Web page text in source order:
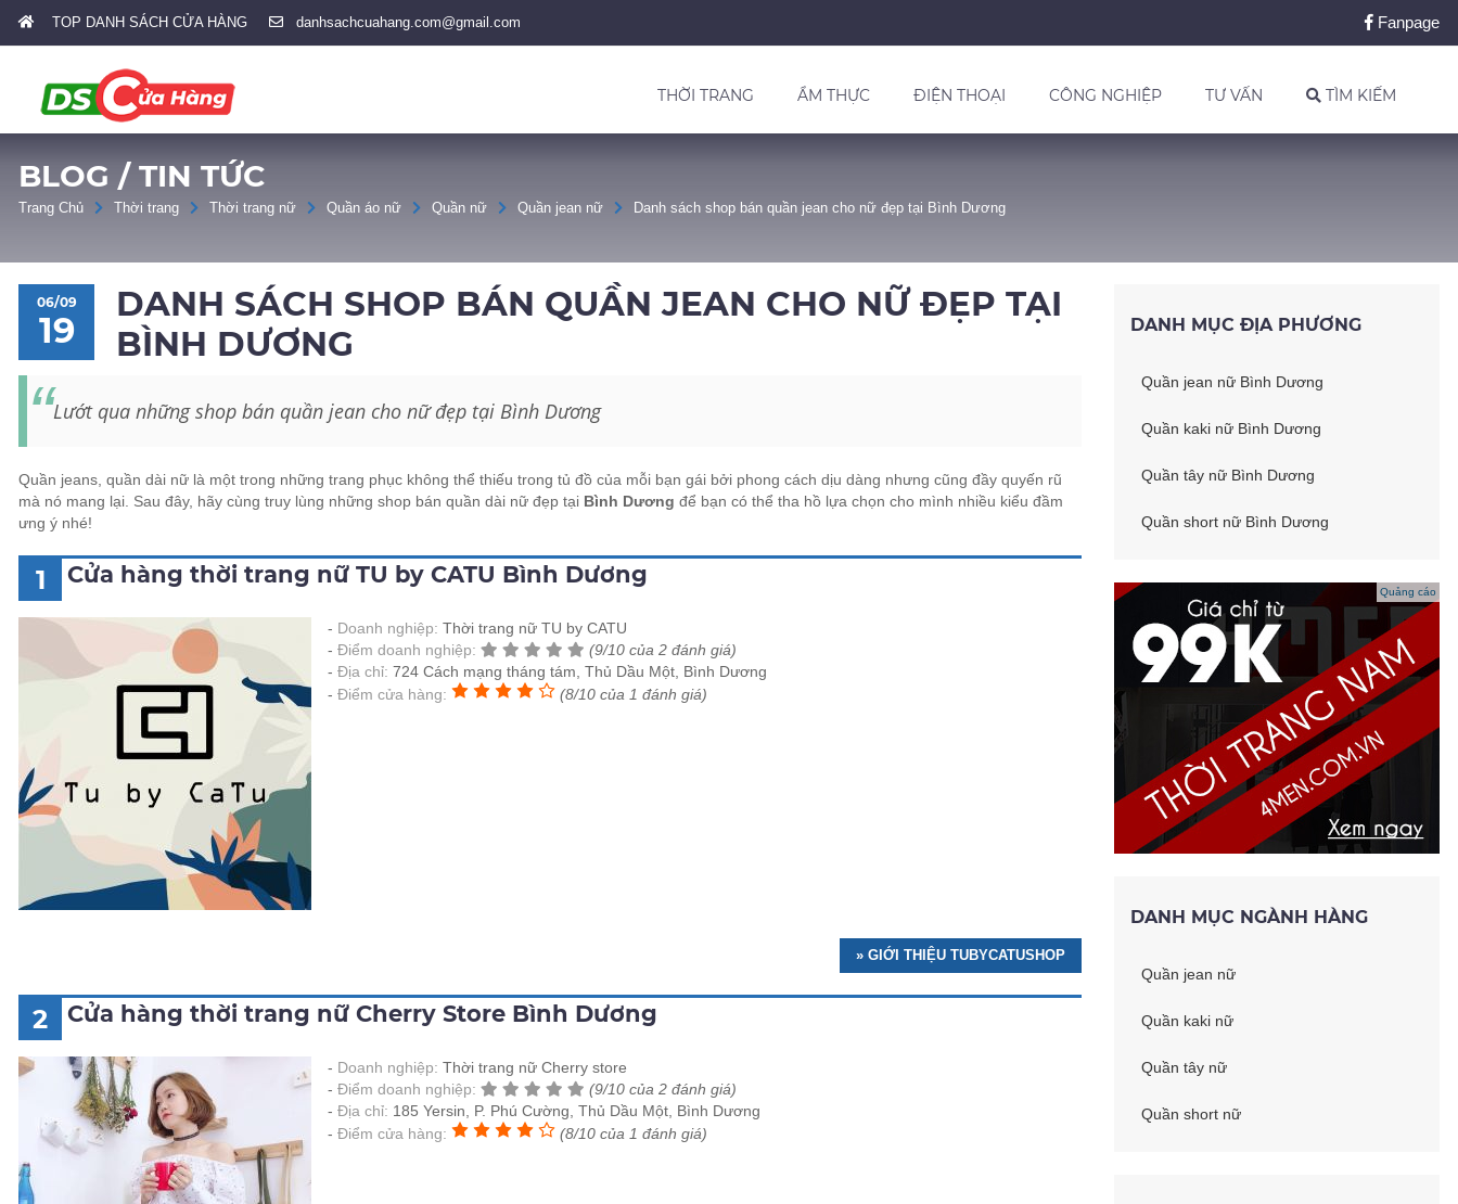
TOP DANH SÁCH CỬA HÀNG danhsachcuahang.com@gmail.com Fanpage
THỜI TRANG ẨM THỰC ĐIỆN THOẠI CÔNG NGHIỆP TƯ VẤN TÌM KIẾM
BLOG / TIN TỨC
Trang Chủ Thời trang Thời trang nữ Quần áo nữ Quần nữ Quần jean nữ Danh sách shop bán quần jean cho nữ đẹp tại Bình Dương
06/09
19
DANH SÁCH SHOP BÁN QUẦN JEAN CHO NỮ ĐẸP TẠI
BÌNH DƯƠNG
Lướt qua những shop bán quần jean cho nữ đẹp tại Bình Dương
Quần jeans, quần dài nữ là một trong những trang phục không thể thiếu trong tủ đồ của mỗi bạn gái bởi phong cách dịu dàng nhưng cũng đầy quyến rũ
mà nó mang lại. Sau đây, hãy cùng truy lùng những shop bán quần dài nữ đẹp tại Bình Dương để bạn có thể tha hồ lựa chọn cho mình nhiều kiểu đầm
ưng ý nhé!
1 Cửa hàng thời trang nữ TU by CATU Bình Dương
Doanh nghiệp: Thời trang nữ TU by CATU
Điểm doanh nghiệp:
(9/10 của 2 đánh giá)
Địa chỉ: 724 Cách mạng tháng tám, Thủ Dầu Một, Bình Dương
Điểm cửa hàng:
(8/10 của 1 đánh giá)
» GIỚI THIỆU TUBYCATUSHOP
2 Cửa hàng thời trang nữ Cherry Store Bình Dương
Doanh nghiệp: Thời trang nữ Cherry store
Điểm doanh nghiệp:
(9/10 của 2 đánh giá)
Địa chỉ: 185 Yersin, P. Phú Cường, Thủ Dầu Một, Bình Dương
Điểm cửa hàng:
(8/10 của 1 đánh giá)
DANH MỤC ĐỊA PHƯƠNG
Quần jean nữ Bình Dương
Quần kaki nữ Bình Dương
Quần tây nữ Bình Dương
Quần short nữ Bình Dương
Quảng cáo
DANH MỤC NGÀNH HÀNG
Quần jean nữ
Quần kaki nữ
Quần tây nữ
Quần short nữ